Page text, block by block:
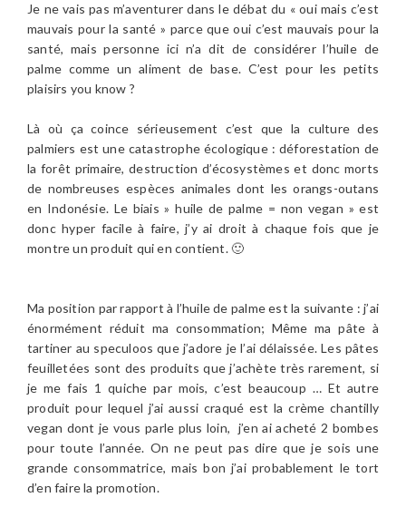
Je ne vais pas m’aventurer dans le débat du « oui mais c’est
mauvais pour la santé » parce que oui c’est mauvais pour la
santé, mais personne ici n’a dit de considérer l’huile de
palme comme un aliment de base. C’est pour les petits
plaisirs you know ?
Là où ça coince sérieusement c’est que la culture des
palmiers est une catastrophe écologique : déforestation de
la forêt primaire, destruction d’écosystèmes et donc morts
de nombreuses espèces animales dont les orangs-outans
en Indonésie. Le biais » huile de palme = non vegan » est
donc hyper facile à faire, j’y ai droit à chaque fois que je
montre un produit qui en contient. 🙂
Ma position par rapport à l’huile de palme est la suivante : j’ai
énormément réduit ma consommation; Même ma pâte à
tartiner au speculoos que j’adore je l’ai délaissée. Les pâtes
feuilletées sont des produits que j’achète très rarement, si
je me fais 1 quiche par mois, c’est beaucoup … Et autre
produit pour lequel j’ai aussi craqué est la crème chantilly
vegan dont je vous parle plus loin, j’en ai acheté 2 bombes
pour toute l’année. On ne peut pas dire que je sois une
grande consommatrice, mais bon j’ai probablement le tort
d’en faire la promotion.